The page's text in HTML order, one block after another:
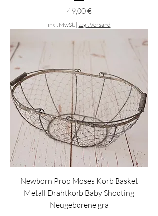
Preis
49,00 €
inkl. MwSt.| zzgl. Versand
Newborn Prop Moses Korb Basket
Metall Drahtkorb Baby Shooting
Neugeborene gra